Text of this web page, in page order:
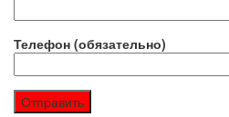
Телефон (обязательно)